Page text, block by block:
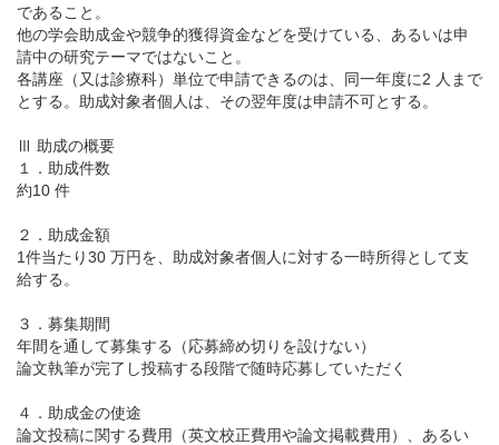
であること。
他の学会助成金や競争的獲得資金などを受けている、あるいは申
請中の研究テーマではないこと。
各講座（又は診療科）単位で申請できるのは、同一年度に2 人まで
とする。助成対象者個人は、その翌年度は申請不可とする。
Ⅲ 助成の概要
１．助成件数
約10 件
２．助成金額
1件当たり30 万円を、助成対象者個人に対する一時所得として支
給する。
３．募集期間
年間を通して募集する（応募締め切りを設けない）
論文執筆が完了し投稿する段階で随時応募していただく
４．助成金の使途
論文投稿に関する費用（英文校正費用や論文掲載費用）、あるい